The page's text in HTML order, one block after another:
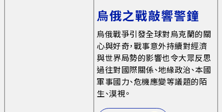
烏俄之戰敲響警鐘
烏俄戰爭引發全球對烏克蘭的關
心與好奇，戰事意外持續對經濟
與世界局勢的影響也令大眾反思
過往對國際關係、地緣政治、本國
軍事國力、危機應變等議題的陌
生、漠視。